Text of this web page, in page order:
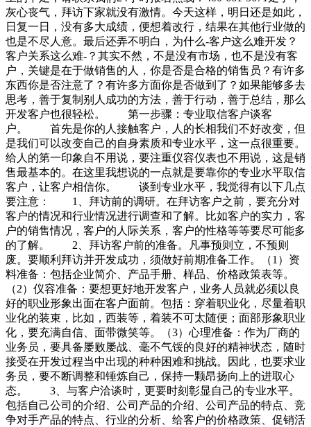
灰心丧气，拜访下家就没有激情。今天这样，明日还是如此，
日复一日，没有多大成绩，便想着改行，结果在其他行业做的
也是不尽人意。最后还弄不明白，为什么-客户这么难开发？
客户关系这么难-？其实不然，不是没有市场，也不是没有客
户，关键是在于做销售的人，你是否是合格的销售员？有许多
东西你是否注意了？有许多方面你是否做到了？如果能够多去
思考，善于复制别人成功的方法，善于行动，善于总结，那么
开发客户也很轻松。 第一步骤：专业取信客户谈客
户。 首先是你的人接触客户，人的长相我们不好改变，但
是我们可以改变自己的自身素质和专业水平，这一点很重要。
给人的第一印象自不用说，要注重仪容仪表也不用说，这是销
售最基本的。在这里我想说的一点就是要靠你的专业水平取信
客户，让客户相信你。 谈到专业水平，我觉得有以下几点
要注意： 1、拜访前的调研。在拜访客户之前，要充分对
客户的情况和行业情况进行调查和了解。比如客户的实力，客
户的销售情况，客户的人际关系，客户的性格等等要尽可能多
的了解。 2、拜访客户前的准备。凡事预则立，不预则
废。要顺利拜访并开发成功，须做好前期准备工作。（1）资
料准备：包括企业简介、产品手册、样品、价格政策表等。
（2）仪容准备：要想更好地开发客户，业务人员就必须以良
好的职业形象出面在客户面前。包括：穿着职业化，尽量着职
业化的装束，比如，西装等，着装不可太随便；面部形象职业
化，要充满自信、面带微笑等。（3）心理准备：作为厂商的
业务员，要具备屡败屡战、毫不气馁的良好的精神状态，随时
接受在开发过程当中出现的种种困难和挑战。因此，也要求业
务员，要不断调整和锤炼自己，保持一颗昂扬向上的进取心
态。 3、与客户洽谈时，更要时刻彰显自己的专业水平。
包括自己公司的介绍、公司产品的介绍、公司产品的特点、竞
争对手产品的特点、行业的分析、给客户的价格政策、促销活